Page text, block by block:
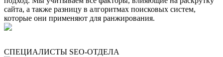
сайта, а также разницу в алгоритмах поисковых систем,
которые они применяют для ранжирования.
СПЕЦИАЛИСТЫ SEO-ОТДЕЛА